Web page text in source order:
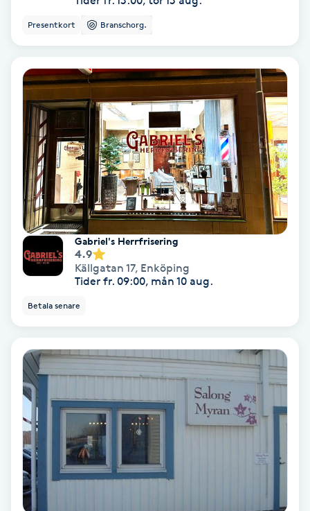
Color correction
Cryoterapi
Damklippning
Dermapen
Diamantslipning
Enzympeeling
Extensions
Extensions borttagning
Eyeliner-tatuering
Face framing
Faceliftmassage
Fet hårbotten
Presentkort Branschorg.
Gabriel's Herrfrisering
4.9
Källgatan 17, Enköping
Tider fr. 09:00, mån 10 aug.
Betala senare